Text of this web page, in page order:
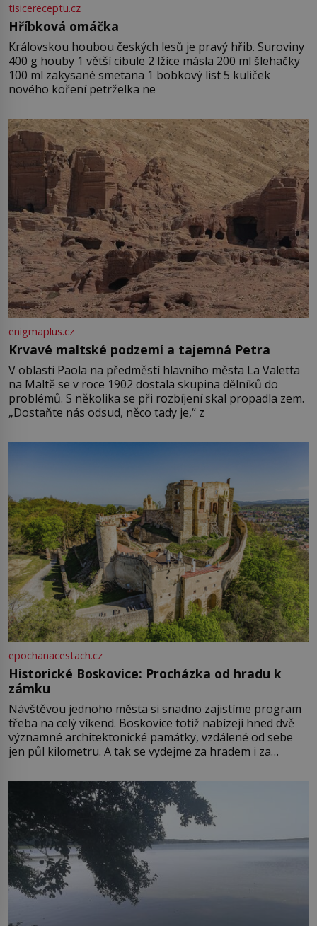
tisicereceptu.cz
Hříbková omáčka
Královskou houbou českých lesů je pravý hřib. Suroviny
400 g houby 1 větší cibule 2 lžíce másla 200 ml šlehačky
100 ml zakysané smetana 1 bobkový list 5 kuliček
nového koření petrželka ne
enigmaplus.cz
Krvavé maltské podzemí a tajemná Petra
V oblasti Paola na předměstí hlavního města La Valetta
na Maltě se v roce 1902 dostala skupina dělníků do
problémů. S několika se při rozbíjení skal propadla zem.
„Dostaňte nás odsud, něco tady je,“ z
epochanacestach.cz
Historické Boskovice: Procházka od hradu k
zámku
Návštěvou jednoho města si snadno zajistíme program
třeba na celý víkend. Boskovice totiž nabízejí hned dvě
významné architektonické památky, vzdálené od sebe
jen půl kilometru. A tak se vydejme za hradem i za
Boskovice na okraji Drahanské vrchoviny vznikla někdy
ve13. století, a už v roce 1313 kronikáři zaznamenali